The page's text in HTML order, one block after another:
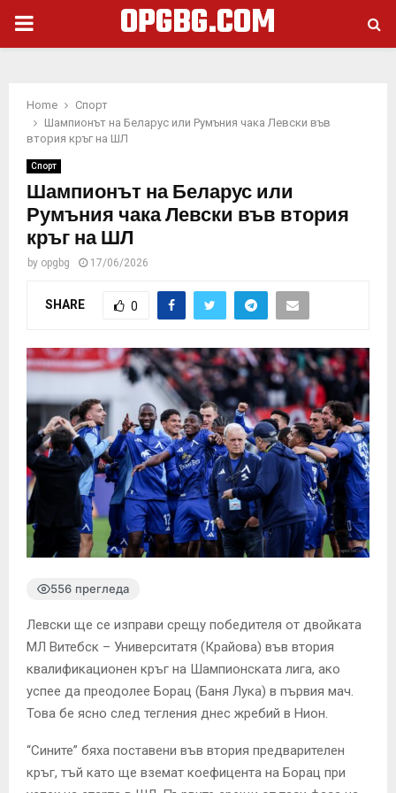
PRIMARY
OPGBG.COM
Home
Спорт
Шампионът на Беларус или Румъния чака Левски във
втория кръг на ШЛ
Спорт
Шампионът на Беларус или
Румъния чака Левски във втория
кръг на ШЛ
by opgbg 17/06/2026
SHARE 0
556 прегледа
Левски ще се изправи срещу победителя от двойката
МЛ Витебск – Университатя (Крайова) във втория
квалификационен кръг на Шампионската лига, ако
успее да преодолее Борац (Баня Лука) в първия мач.
Това бе ясно след тегления днес жребий в Нион.
“Сините” бяха поставени във втория предварителен
кръг, тъй като ще вземат коефицента на Борац при